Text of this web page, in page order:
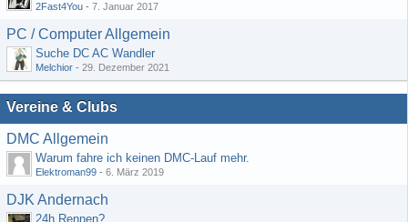
2Fast4You - 7. Januar 2017
PC / Computer Allgemein
Suche DC AC Wandler
Melchior - 29. Dezember 2021
Vereine & Clubs
DMC Allgemein
Warum fahre ich keinen DMC-Lauf mehr.
Elektroman99 - 6. März 2019
DJK Andernach
24h Rennen?